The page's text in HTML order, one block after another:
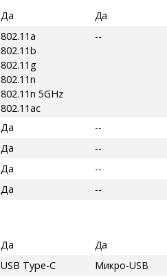
Да
Да
802.11a
802.11b
802.11g
802.11n
802.11n 5GHz
802.11ac
--
Да
--
Да
--
Да
--
Да --
Да
Да
USB Type-C
Микро-USB